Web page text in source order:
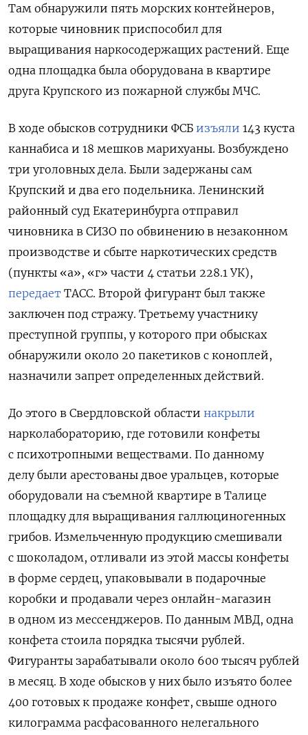
Там обнаружили пять морских контейнеров,
которые чиновник приспособил для
выращивания наркосодержащих растений. Еще
одна площадка была оборудована в квартире
друга Крупского из пожарной службы МЧС.
В ходе обысков сотрудники ФСБ изъяли 143 куста
каннабиса и 18 мешков марихуаны. Возбуждено
три уголовных дела. Были задержаны сам
Крупский и два его подельника. Ленинский
районный суд Екатеринбурга отправил
чиновника в СИЗО по обвинению в незаконном
производстве и сбыте наркотических средств
(пункты «а», «г» части 4 статьи 228.1 УК),
передает ТАСС. Второй фигурант был также
заключен под стражу. Третьему участнику
преступной группы, у которого при обысках
обнаружили около 20 пакетиков с коноплей,
назначили запрет определенных действий.
До этого в Свердловской области накрыли
нарколабораторию, где готовили конфеты
с психотропными веществами. По данному
делу были арестованы двое уральцев, которые
оборудовали на съемной квартире в Талице
площадку для выращивания галлюциногенных
грибов. Измельченную продукцию смешивали
с шоколадом, отливали из этой массы конфеты
в форме сердец, упаковывали в подарочные
коробки и продавали через онлайн-магазин
в одном из мессенджеров. По данным МВД, одна
конфета стоила порядка тысячи рублей.
Фигуранты зарабатывали около 600 тысяч рублей
в месяц. В ходе обысков у них было изъято более
400 готовых к продаже конфет, свыше одного
килограмма расфасованного нелегального